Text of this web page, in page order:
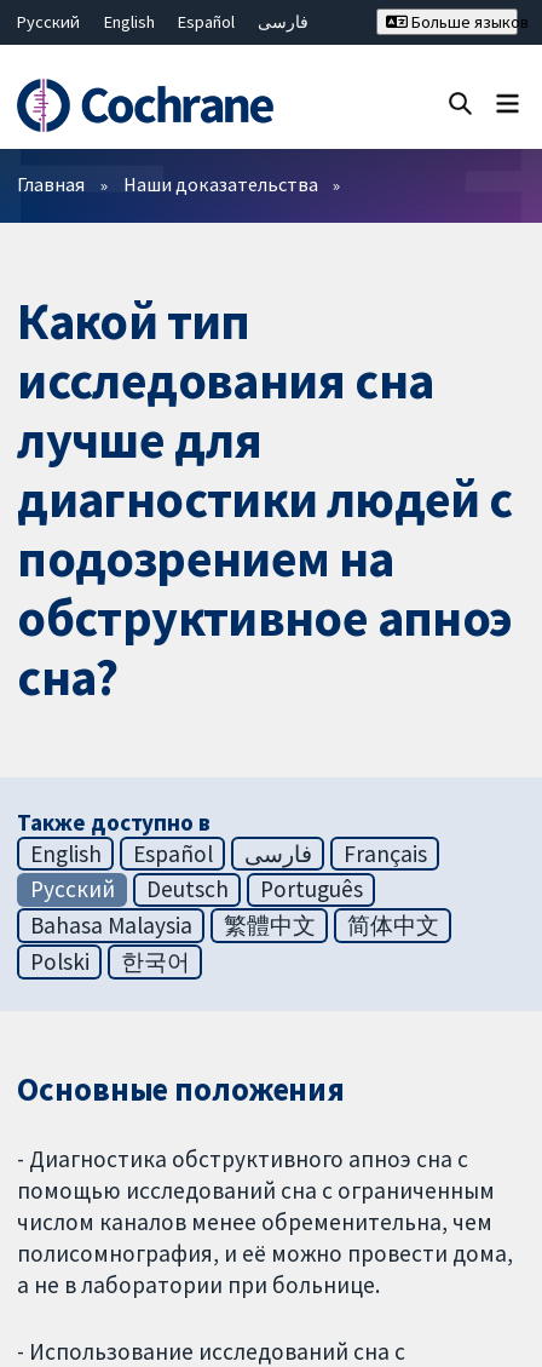
Русский English Español
فارسی
Bahasa Malaysia
ไทย
繁體中文
简体中文
Больше языков
Фильтры
Главная Наши доказательства
Какой тип
исследования сна
лучше для
диагностики людей с
подозрением на
обструктивное апноэ
сна?
Также доступно в
English
Español فارسی
Français
Русский
Deutsch
Português
Bahasa Malaysia
繁體中文
简体中文
Polski
한국어
Основные положения
- Диагностика обструктивного апноэ сна с
помощью исследований сна с ограниченным
числом каналов менее обременительна, чем
полисомнография, и её можно провести дома,
а не в лаборатории при больнице.
- Использование исследований сна с